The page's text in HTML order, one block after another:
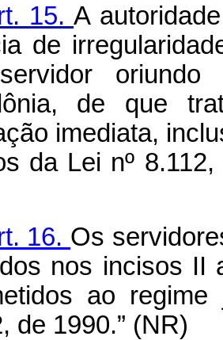
15.A
de
oriundo
de que
imediata,
da Lei nº
16. Os
nos incisos
ao
de 1990.” (NR)